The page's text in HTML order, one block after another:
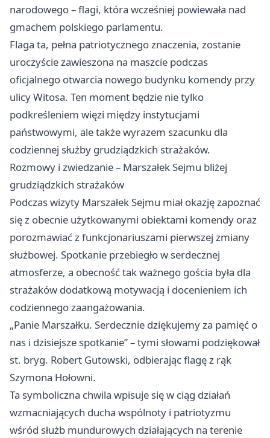
narodowego – flagi, która wcześniej powiewała nad
gmachem polskiego parlamentu.
Flaga ta, pełna patriotycznego znaczenia, zostanie
uroczyście zawieszona na maszcie podczas
oficjalnego otwarcia nowego budynku komendy przy
ulicy Witosa. Ten moment będzie nie tylko
podkreśleniem więzi między instytucjami
państwowymi, ale także wyrazem szacunku dla
codziennej służby grudziądzkich strażaków.
Rozmowy i zwiedzanie – Marszałek Sejmu bliżej
grudziądzkich strażaków
Podczas wizyty Marszałek Sejmu miał okazję zapoznać
się z obecnie użytkowanymi obiektami komendy oraz
porozmawiać z funkcjonariuszami pierwszej zmiany
służbowej. Spotkanie przebiegło w serdecznej
atmosferze, a obecność tak ważnego gościa była dla
strażaków dodatkową motywacją i docenieniem ich
codziennego zaangażowania.
„Panie Marszałku. Serdecznie dziękujemy za pamięć o
nas i dzisiejsze spotkanie” – tymi słowami podziękował
st. bryg. Robert Gutowski, odbierając flagę z rąk
Szymona Hołowni.
Ta symboliczna chwila wpisuje się w ciąg działań
wzmacniających ducha wspólnoty i patriotyzmu
wśród służb mundurowych działających na terenie